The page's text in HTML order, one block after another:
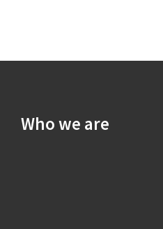
Who we are